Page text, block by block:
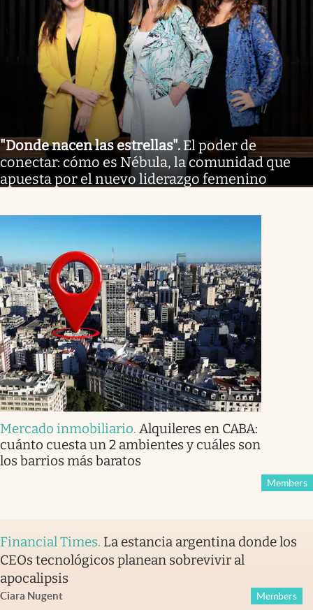
"Donde nacen las estrellas". El poder de
conectar: cómo es Nébula, la comunidad que
apuesta por el nuevo liderazgo femenino
Mercado inmobiliario. Alquileres en CABA:
cuánto cuesta un 2 ambientes y cuáles son
los barrios más baratos
Members
Financial Times. La estancia argentina donde los
CEOs tecnológicos planean sobrevivir al
apocalipsis
Ciara Nugent Members